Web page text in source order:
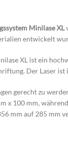
Minilase XL
entwickelt
XL ist ein
Der Laser
gerecht zu
x 100 mm,
mm auf 285 mm